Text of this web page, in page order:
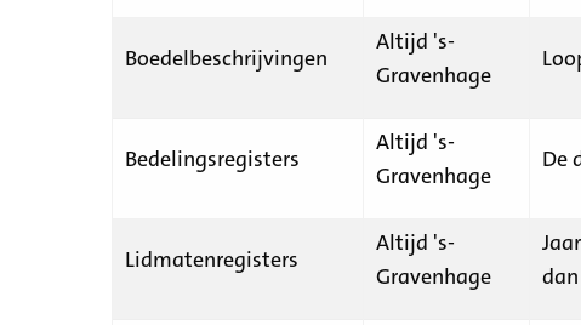
Boedelbeschrijvingen
Altijd 's-
Gravenhage
Bedelingsregisters
Altijd 's-
Gravenhage
De
Lidmatenregisters
Altijd 's-
Gravenhage